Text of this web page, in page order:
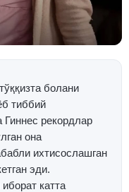
болани
тиббий
Гиннес рекордлар
она
ихтисослашган
эди.
катта